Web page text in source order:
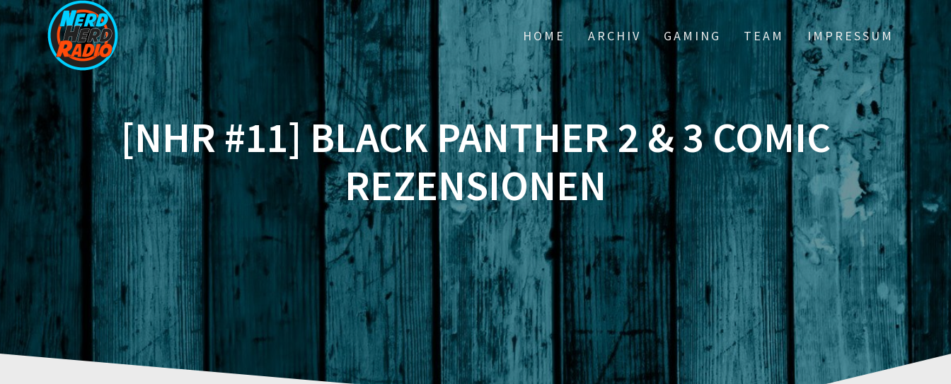
Zum
Inhalt
springen
HOME ARCHIV GAMING TEAM IMPRESSUM
[NHR #11] BLACK PANTHER 2 & 3 COMIC
REZENSIONEN